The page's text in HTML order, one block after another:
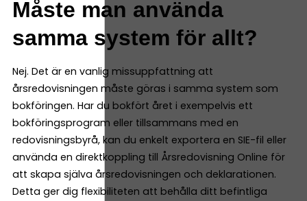
Måste man använda
samma system för allt?
Nej. Det är en vanlig missuppfattning att
årsredovisningen måste göras i samma system som
bokföringen. Har du bokfört året i exempelvis ett
bokföringsprogram eller tillsammans med en
redovisningsbyrå, kan du enkelt exportera en SIE-fil eller
använda en direktkoppling till Årsredovisning Online för
att skapa själva årsredovisningen och deklarationen.
Detta ger dig flexibiliteten att behålla ditt befintliga